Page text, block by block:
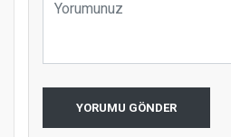
YORUMU GÖNDER